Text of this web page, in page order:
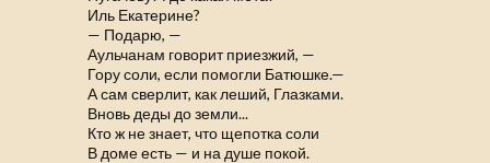
Иль Екатерине?
— Подарю, —
Аульчанам говорит приезжий, —
Гору соли, если помогли Батюшке.—
А сам сверлит, как леший, Глазками.
Вновь деды до земли...
Кто ж не знает, что щепотка соли
В доме есть — и на душе покой.